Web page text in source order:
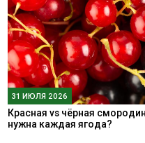
31 ИЮЛЯ 2026
Красная vs чёрная
нужна каждая ягода?